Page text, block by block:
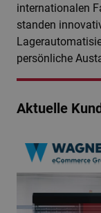
internationalen
standen
persönliche
Aktuelle